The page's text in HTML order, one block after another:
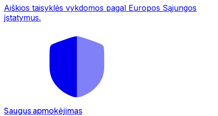
Aiškios taisyklės vykdomos pagal Europos Sąjungos
įstatymus.
Saugus apmokėjimas